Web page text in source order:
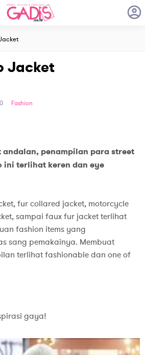
Jacket
Fashion
andalan, penampilan para street
ini terlihat keren dan eye
fur collared jacket, motorcycle
sampai faux fur jacket terlihat
fashion items yang
sang pemakainya. Membuat
terlihat fashionable dan one of
gaya!